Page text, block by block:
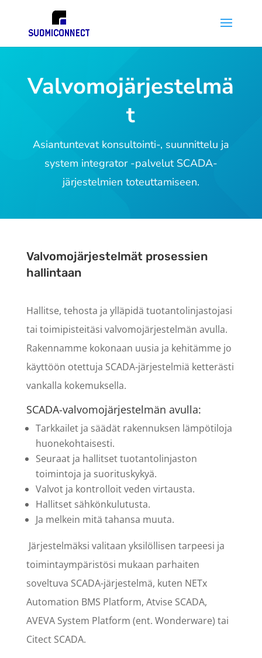
Valvomojärjestelmä
t
Asiantuntevat konsultointi-, suunnittelu ja
system integrator -palvelut SCADA-
järjestelmien toteuttamiseen.
Valvomojärjestelmät prosessien
hallintaan
Hallitse, tehosta ja ylläpidä tuotantolinjastojasi
tai toimipisteitäsi valvomojärjestelmän avulla.
Rakennamme kokonaan uusia ja kehitämme jo
käyttöön otettuja SCADA-järjestelmiä ketterästi
vankalla kokemuksella.
SCADA-valvomojärjestelmän avulla:
Tarkkailet ja säädät rakennuksen lämpötiloja
huonekohtaisesti.
Seuraat ja hallitset tuotantolinjaston
toimintoja ja suorituskykyä.
Valvot ja kontrolloit veden virtausta.
Hallitset sähkönkulutusta.
Ja melkein mitä tahansa muuta.
Järjestelmäksi valitaan yksilöllisen tarpeesi ja
toimintaympäristösi mukaan parhaiten
soveltuva SCADA-järjestelmä, kuten NETx
Automation BMS Platform, Atvise SCADA,
AVEVA System Platform (ent. Wonderware) tai
Citect SCADA.